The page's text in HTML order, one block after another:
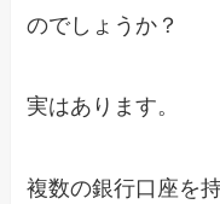
のでしょうか？
実はあります。
複数の銀行口座を